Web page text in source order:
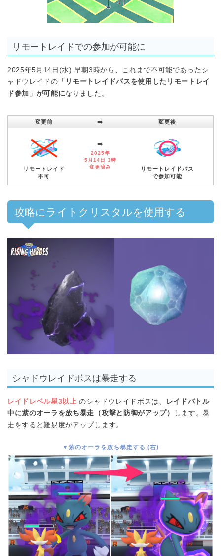
リモートレイドでの参加が可能に
2025年5月14日(水) 早朝3時から、これまで不可能であったシ
ャドウレイドの 「リモートレイドパスを使用したリモートレイ
ド参加」が可能になりました。
変更前 ➡︎ 変更後
リモートレイド
不可
➡︎
2025年
5月14日 3時
変更済み
リモートレイドパス
で参加可能
攻略にライトクリスタルを使用する
シャドウレイドボスは暴走する
レイドレベル星3以上 のシャドウレイドボスは、
レイドバトル
中に紫のオーラを放ち暴走（攻撃と防御がアップ）
します。暴
走をすると難易度がアップします。
▼紫のオーラを放ち暴走する (右)